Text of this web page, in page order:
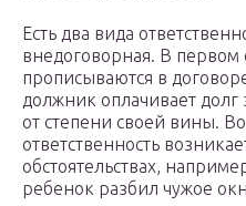
Есть два вида
внедоговорная. В первом
прописываются в
должник оплачивает
от степени своей вины.
ответственность
обстоятельствах,
ребенок разбил чужое